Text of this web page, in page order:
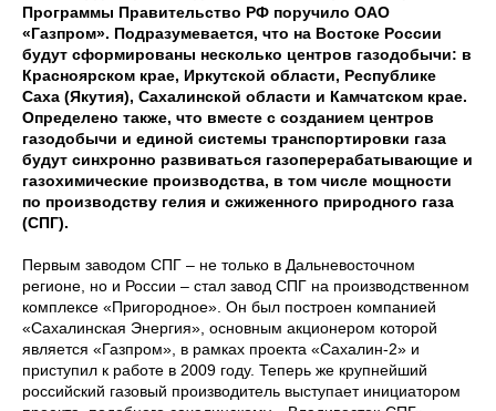
Программы Правительство РФ поручило ОАО
«Газпром». Подразумевается, что на Востоке России
будут сформированы несколько центров газодобычи: в
Красноярском крае, Иркутской области, Республике
Саха (Якутия), Сахалинской области и Камчатском крае.
Определено также, что вместе с созданием центров
газодобычи и единой системы транспортировки газа
будут синхронно развиваться газоперерабатывающие и
газохимические производства, в том числе мощности
по производству гелия и сжиженного природного газа
(СПГ).
Первым заводом СПГ – не только в Дальневосточном
регионе, но и России – стал завод СПГ на производственном
комплексе «Пригородное». Он был построен компанией
«Сахалинская Энергия», основным акционером которой
является «Газпром», в рамках проекта «Сахалин-2» и
приступил к работе в 2009 году. Теперь же крупнейший
российский газовый производитель выступает инициатором